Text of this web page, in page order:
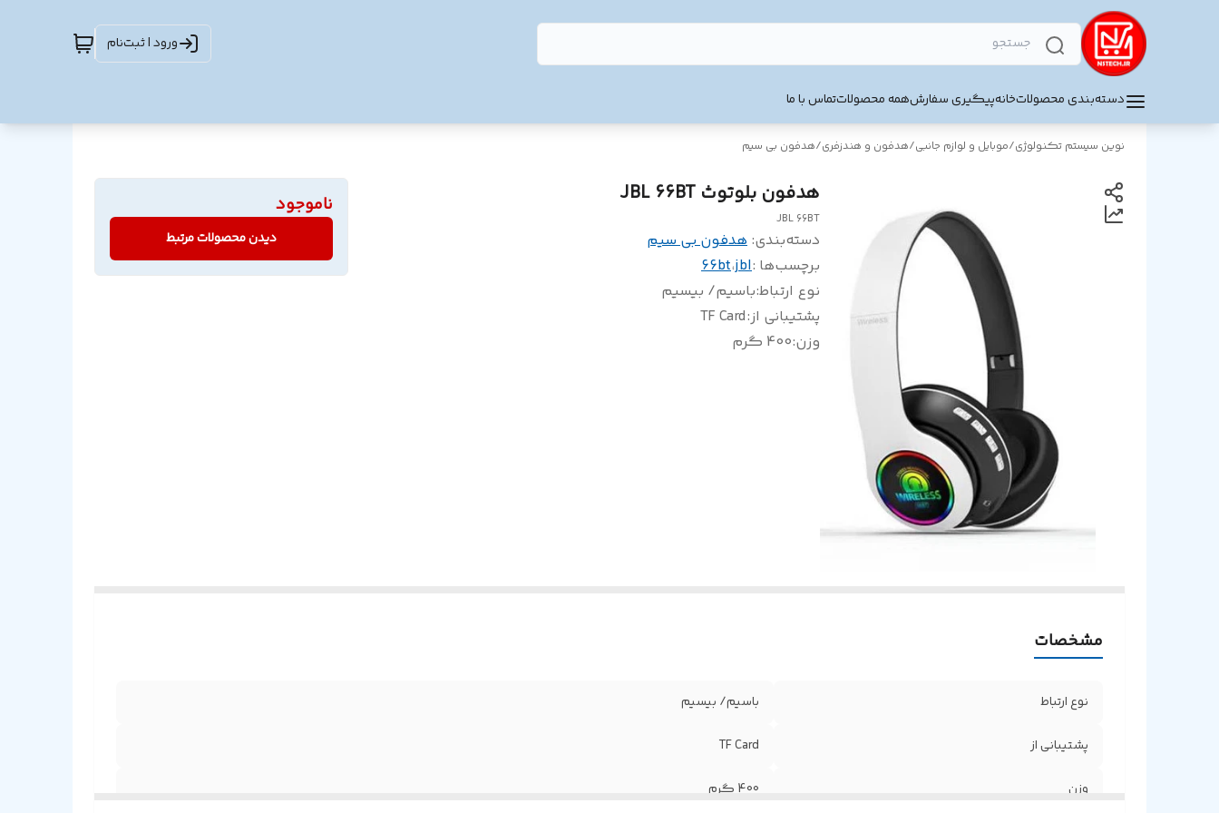
ورود | ثبت‌نام
دسته‌بندی محصولاتخانهپیگیری سفارشهمه محصولاتتماس با ما
نوین سیستم تکنولوژی/موبایل و لوازم جانبی/هدفون و هندزفری/هدفون بی سیم
هدفون بلوتوث JBL 66BT
JBL 66BT
دسته‌بندی: هدفون بی سیم
برچسب‌ها :jbl،66bt
نوع ارتباط:باسیم/ بیسیم
پشتیبانی از:
TF Card
وزن:400 گرم
ناموجود
دیدن محصولات مرتبط
مشخصات
نوع ارتباط باسیم/ بیسیم
پشتیبانی از TF Card
وزن 400 گرم